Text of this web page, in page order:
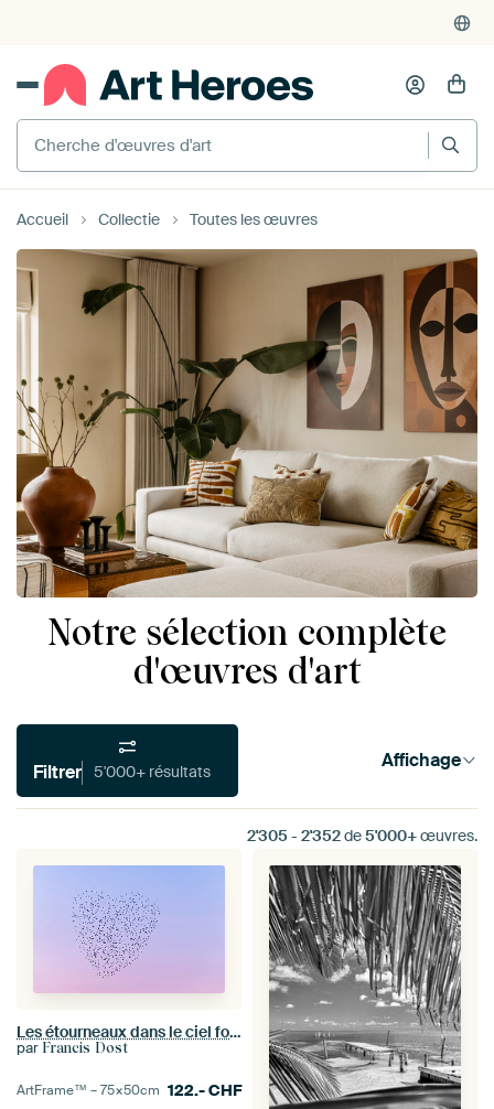
375'000+ murs vides remplis
Cherche d'œuvres d'art
Accueil Collectie Toutes les œuvres
Notre sélection complète
d'œuvres d'art
Filtrer 5'000+ résultats Affichage
2'305- 2'352de5'000+œuvres.
Les étourneaux dans le ciel forment un cœur
par Francis Dost
ArtFrame™ –75×50cm 122.-CHF